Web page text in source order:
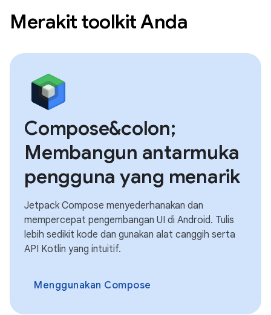
Merakit toolkit Anda
Compose&colon;
Membangun antarmuka
pengguna yang menarik
Jetpack Compose menyederhanakan dan
mempercepat pengembangan UI di Android. Tulis
lebih sedikit kode dan gunakan alat canggih serta
API Kotlin yang intuitif.
Menggunakan Compose